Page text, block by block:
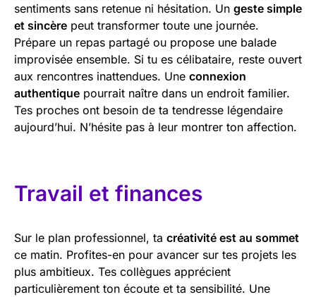
sentiments sans retenue ni hésitation. Un geste simple
et sincère peut transformer toute une journée.
Prépare un repas partagé ou propose une balade
improvisée ensemble. Si tu es célibataire, reste ouvert
aux rencontres inattendues. Une connexion
authentique pourrait naître dans un endroit familier.
Tes proches ont besoin de ta tendresse légendaire
aujourd’hui. N’hésite pas à leur montrer ton affection.
Travail et finances
Sur le plan professionnel, ta créativité est au sommet
ce matin. Profites-en pour avancer sur tes projets les
plus ambitieux. Tes collègues apprécient
particulièrement ton écoute et ta sensibilité. Une